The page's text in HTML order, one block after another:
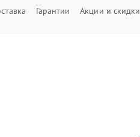
Гарантии Акции и скидки